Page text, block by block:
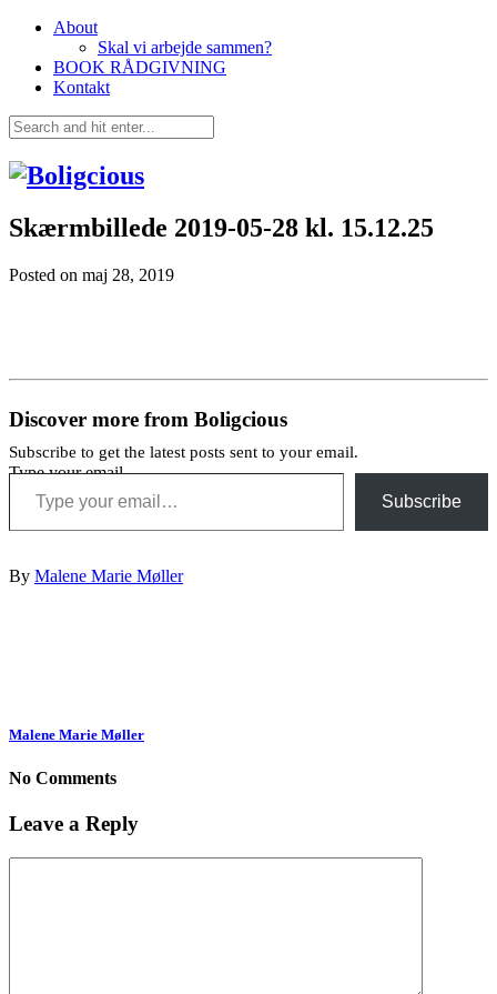
About
Skal vi arbejde sammen?
BOOK RÅDGIVNING
Kontakt
Skærmbillede 2019-05-28 kl. 15.12.25
Posted on maj 28, 2019
Discover more from Boligcious
Subscribe to get the latest posts sent to your email.
Type your email…
Subscribe
By Malene Marie Møller
Malene Marie Møller
No Comments
Leave a Reply